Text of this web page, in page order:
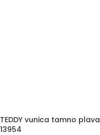
TEDDY vunica tamno plava
13954